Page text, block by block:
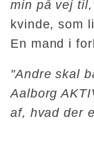
min på vej
kvinde, som
En mand i
"Andre skal
Aalborg
af, hvad der